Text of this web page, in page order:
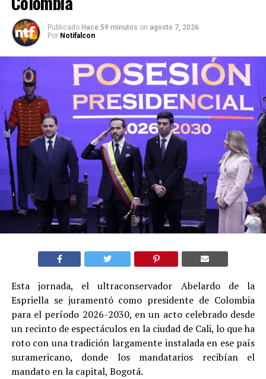
Publicado Hace 59 minutos on agosto 7, 2026
Por Notifalcon
Esta jornada, el ultraconservador Abelardo de la
Espriella se juramentó como presidente de Colombia
para el período 2026-2030, en un acto celebrado desde
un recinto de espectáculos en la ciudad de Cali, lo que ha
roto con una tradición largamente instalada en ese país
suramericano, donde los mandatarios recibían el
mandato en la capital, Bogotá.